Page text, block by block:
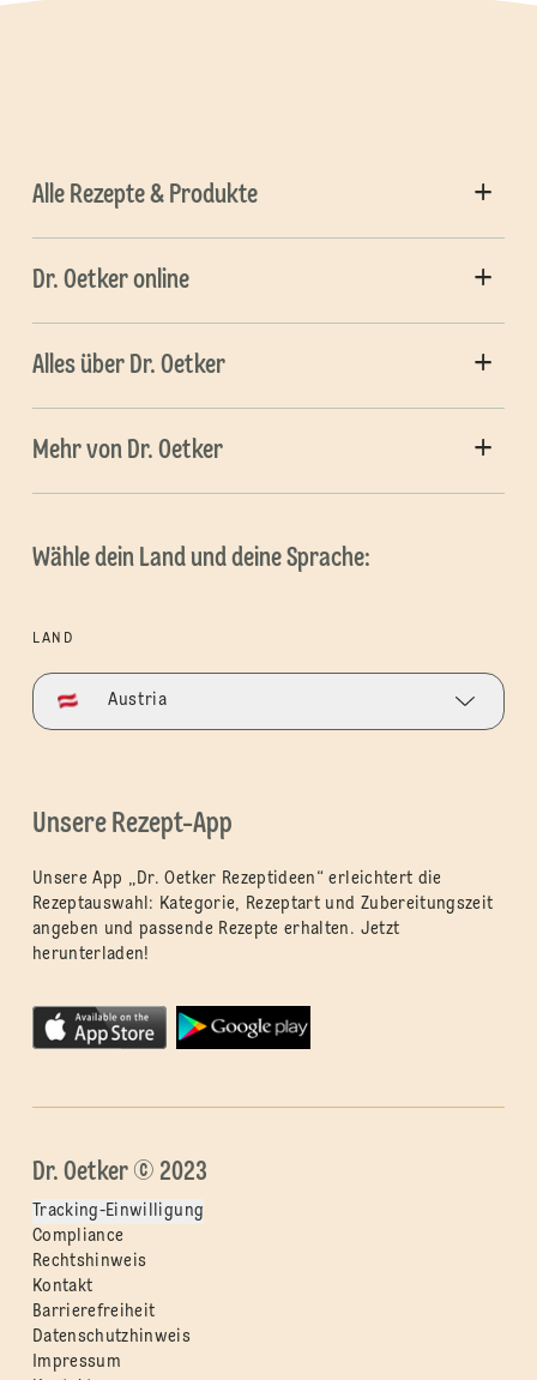
Alle Rezepte & Produkte
Dr. Oetker online
Alles über Dr. Oetker
Mehr von Dr. Oetker
Wähle dein Land und deine Sprache:
LAND
Austria
Unsere Rezept-App
Unsere App „Dr. Oetker Rezeptideen“ erleichtert die
Rezeptauswahl: Kategorie, Rezeptart und Zubereitungszeit
angeben und passende Rezepte erhalten. Jetzt
herunterladen!
Dr. Oetker © 2023
Tracking-Einwilligung
Compliance
Rechtshinweis
Kontakt
Barrierefreiheit
Datenschutzhinweis
Impressum